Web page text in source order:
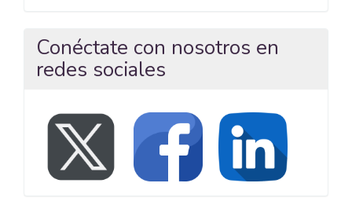
Conéctate con nosotros en
redes sociales